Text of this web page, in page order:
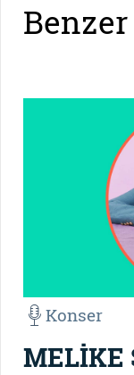
Konser
MELİKE